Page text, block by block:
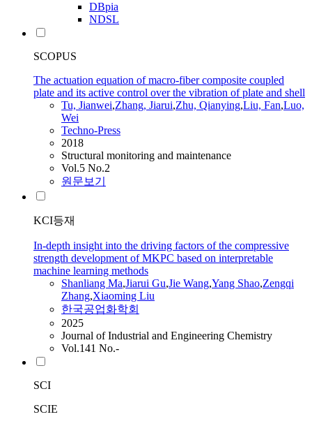
DBpia
NDSL
SCOPUS
The actuation equation of macro-fiber composite coupled
plate and its active control over the vibration of plate and shell
Tu, Jianwei,Zhang, Jiarui,Zhu, Qianying,Liu, Fan,Luo,
Wei
Techno-Press
2018
Structural monitoring and maintenance
Vol.5 No.2
원문보기
KCI등재
In-depth insight into the driving factors of the compressive
strength development of MKPC based on interpretable
machine learning methods
Shanliang Ma,Jiarui Gu,Jie Wang,Yang Shao,Zengqi
Zhang,Xiaoming Liu
한국공업화학회
2025
Journal of Industrial and Engineering Chemistry
Vol.141 No.-
SCI
SCIE